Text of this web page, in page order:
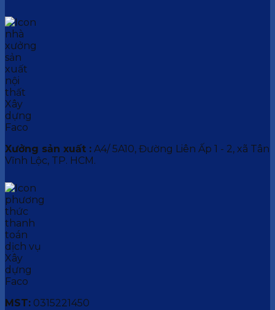
Xưởng sản xuất : A4/ 5A10, Đường Liên Ấp 1 - 2, xã Tân
Vĩnh Lộc, TP. HCM.
MST: 0315221450